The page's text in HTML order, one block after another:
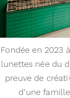
Fondée en 2023
lunettes née du
preuve de
d’une